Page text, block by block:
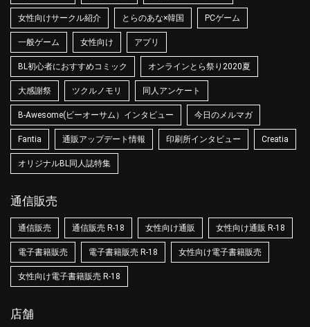
女性向けサークル紹介 とらのあな×韓国 PCゲーム
一般ゲーム 女性向け アプリ
BL初心者におすすめコミック オンラインとら祭り2020夏
大感謝祭 ツクルノモリ 同人アンケート
B-Awesome(ビーオーサム）インタビュー 今日のメルマガ
Fantia 通販アップデート情報 印刷所インタビュー Creatia
オリジナルBL同人誌特集
通信販売
通信販売 通信販売 R-18 女性向け通販 女性向け通販 R-18
電子書籍販売 電子書籍販売 R-18 女性向け電子書籍販売
女性向け電子書籍販売 R-18
店舗